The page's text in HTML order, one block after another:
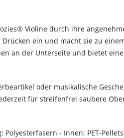
Violine durch ihre
ein und macht sie zu
an der Unterseite und bietet
oder musikalische
für streifenfrei saubere
- Innen: PET-